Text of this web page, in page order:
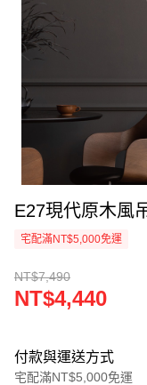
E27現代原木風
宅配滿NT$5,000免運
NT$7,490
NT$4,440
付款與運送方式
宅配滿NT$5,000免運